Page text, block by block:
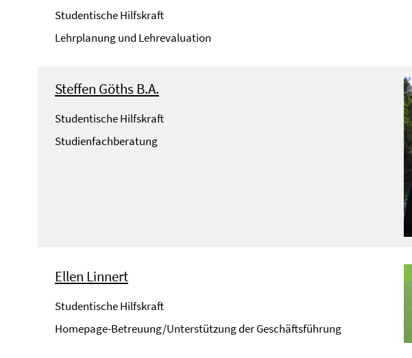
Studentische Hilfskraft
Lehrplanung und Lehrevaluation
Steffen Göths B.A.
Studentische Hilfskraft
Studienfachberatung
Ellen Linnert
Studentische Hilfskraft
Homepage-Betreuung/Unterstützung der Geschäftsführung